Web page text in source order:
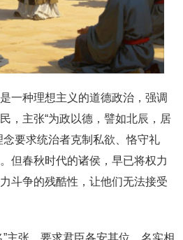
一种理想主义的道德政治，强调
，主张“为政以德，譬如北辰，居
念要求统治者克制私欲、恪守礼
但春秋时代的诸侯，早已将权力
斗争的残酷性，让他们无法接受
主张，要求君臣各安其位，名实相